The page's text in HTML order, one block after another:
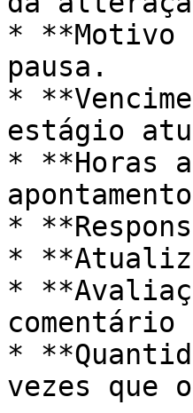
* **Motivo
pausa.
*
estágio
* **Horas
*
*
*
*
vezes